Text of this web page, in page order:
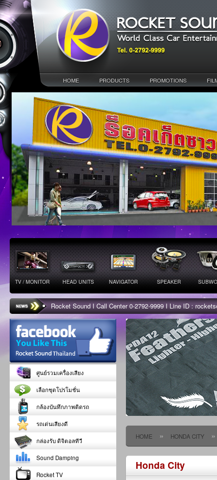
HOME PRODUCTS PROMOTIONS
TV / MONITOR HEAD UNITS NAVIGATOR SPEAKER
Rocket Sound I Call Center 0-2792-9999 I Line ID :
HOME » HONDA CITY »
Honda City
ศูนย์รวมเครื่องเสียง
เลือกชุดโปรโมชั่น
กล้องบันทึกภาพติดรถ
รถเด่นเสียงดี
กล่องรับ ดิจิตอลทีวี
Sound Damping
Rocket TV